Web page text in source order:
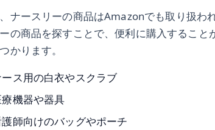
ナースリーの商品はAmazonでも取り扱
の商品を探すことで、便利に購入するこ
かります。
ス用の白衣やスクラブ
機器や器具
師向けのバッグやポーチ